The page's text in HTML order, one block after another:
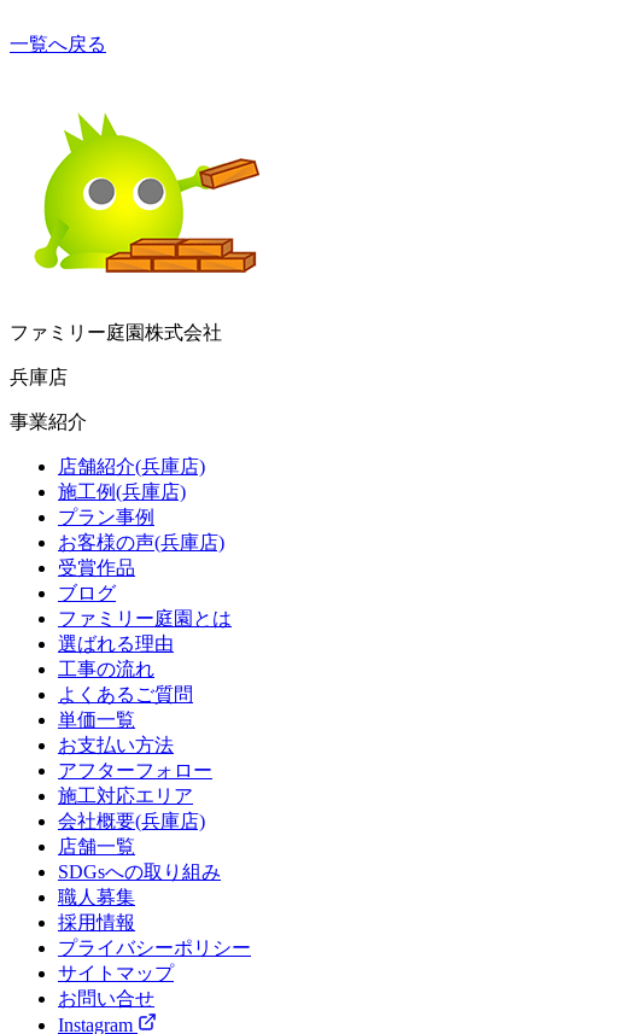
一覧へ戻る
ファミリー庭園株式会社
兵庫店
事業紹介
店舗紹介(兵庫店)
施工例(兵庫店)
プラン事例
お客様の声(兵庫店)
受賞作品
ブログ
ファミリー庭園とは
選ばれる理由
工事の流れ
よくあるご質問
単価一覧
お支払い方法
アフターフォロー
施工対応エリア
会社概要(兵庫店)
店舗一覧
SDGsへの取り組み
職人募集
採用情報
プライバシーポリシー
サイトマップ
お問い合せ
Instagram